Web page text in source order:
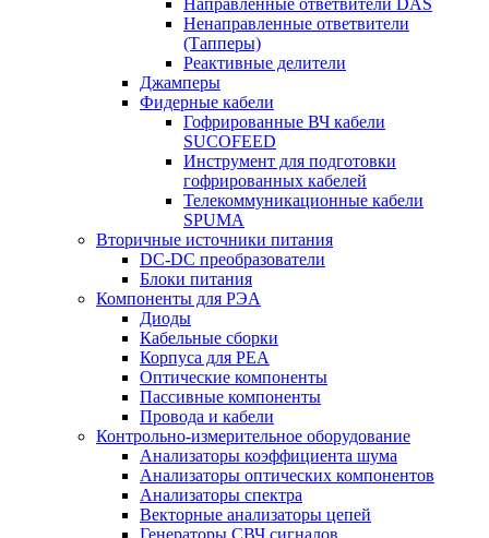
Направленные ответвители DAS
Ненаправленные ответвители
(Тапперы)
Реактивные делители
Джамперы
Фидерные кабели
Гофрированные ВЧ кабели
SUCOFEED
Инструмент для подготовки
гофрированных кабелей
Телекоммуникационные кабели
SPUMA
Вторичные источники питания
DC-DC преобразователи
Блоки питания
Компоненты для РЭА
Диоды
Кабельные сборки
Корпуса для РЕА
Оптические компоненты
Пассивные компоненты
Провода и кабели
Контрольно-измерительное оборудование
Анализаторы коэффициента шума
Анализаторы оптических компонентов
Анализаторы спектра
Векторные анализаторы цепей
Генераторы СВЧ сигналов